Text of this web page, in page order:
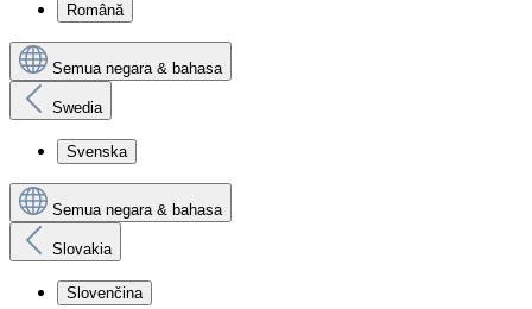
Română
Semua negara & bahasa
Swedia
Svenska
Semua negara & bahasa
Slovakia
Slovenčina